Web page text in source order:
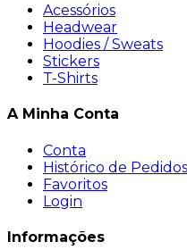
Acessórios
Headwear
Hoodies / Sweats
Stickers
T-Shirts
A Minha Conta
Conta
Histórico de Pedidos
Favoritos
Login
Informações